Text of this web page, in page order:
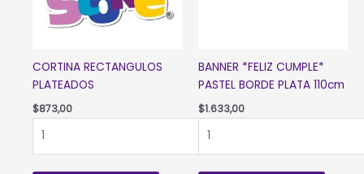
CORTINA RECTANGULOS
PLATEADOS
$873,00
RECTANGULOS
BANNER *FELIZ CUMPLE*
PASTEL BORDE PLATA 110cm
$1.633,00
*FELIZ